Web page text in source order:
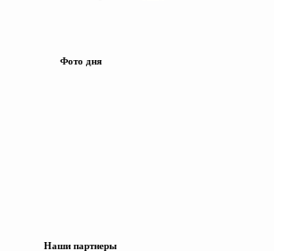
Фото дня
Наши партнеры